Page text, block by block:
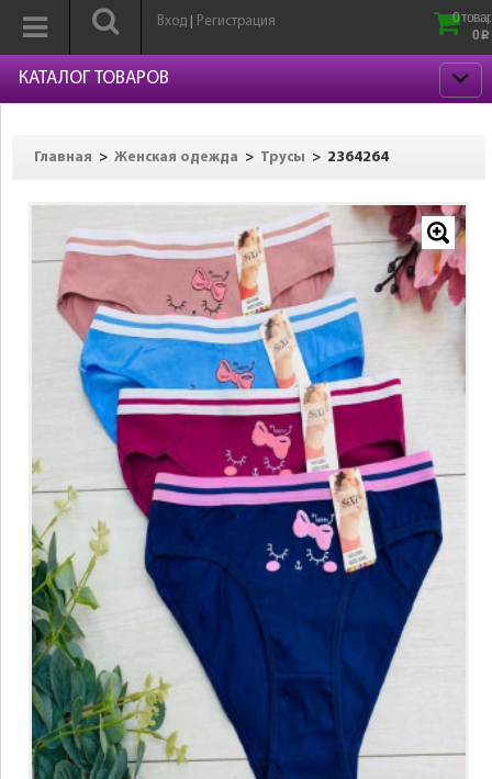
Вход Регистрация
0
0 p
КАТАЛОГ ТОВАРОВ
Главная > Женская одежда > Трусы > 2364264